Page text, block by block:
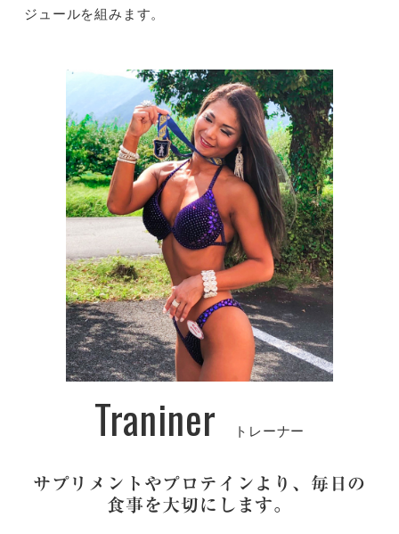
ジュールを組みます。
Traniner トレーナー
サプリメントやプロテインより、 毎日の
食事を大切にします。